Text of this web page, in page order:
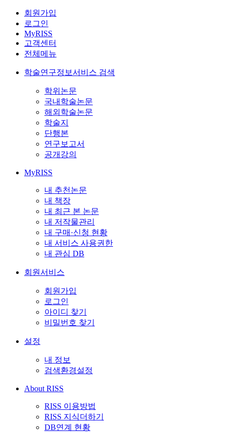
회원가입
로그인
MyRISS
고객센터
전체메뉴
학술연구정보서비스 검색
학위논문
국내학술논문
해외학술논문
학술지
단행본
연구보고서
공개강의
MyRISS
내 추천논문
내 책장
내 최근 본 논문
내 저작물관리
내 구매·신청 현황
내 서비스 사용권한
내 관심 DB
회원서비스
회원가입
로그인
아이디 찾기
비밀번호 찾기
설정
내 정보
검색환경설정
About RISS
RISS 이용방법
RISS 지식더하기
DB연계 현황